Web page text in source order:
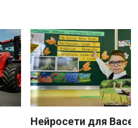
Нейросети для